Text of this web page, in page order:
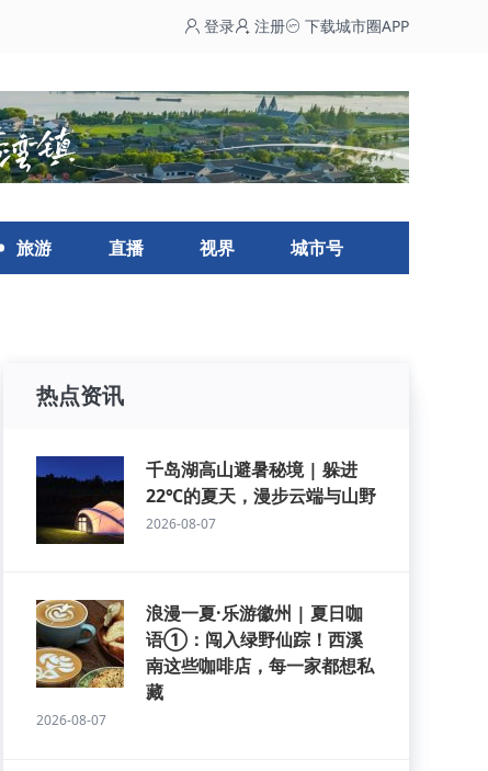
登录 注册 下载城市圈APP
旅游 直播 视界 城市号
热点资讯
千岛湖高山避暑秘境 | 躲进
22℃的夏天，漫步云端与山野
2026-08-07
浪漫一夏·乐游徽州 | 夏日咖
语①：闯入绿野仙踪！西溪
南这些咖啡店，每一家都想私
藏
2026-08-07